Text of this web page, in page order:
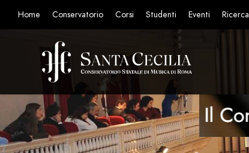
Home Conservatorio Corsi Studenti Eventi Ricerca